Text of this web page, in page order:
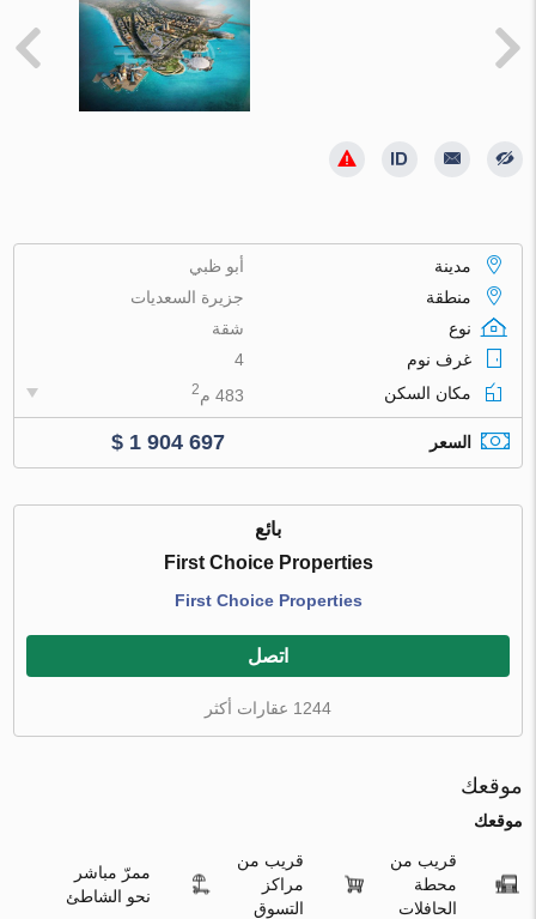
مدينة
أبو ظبي
منطقة
جزيرة السعديات
نوع
شقة
غرف نوم
4
مكان السكن
483 م 2
السعر $ 1 904 697
بائع
First Choice Properties
First Choice Properties
اتصل
1244 عقارات أكثر
موقعك
موقعك
قريب من
محطة
الحافلات
قريب من
مراكز
التسوق
ممرّ مباشر
نحو الشاطئ